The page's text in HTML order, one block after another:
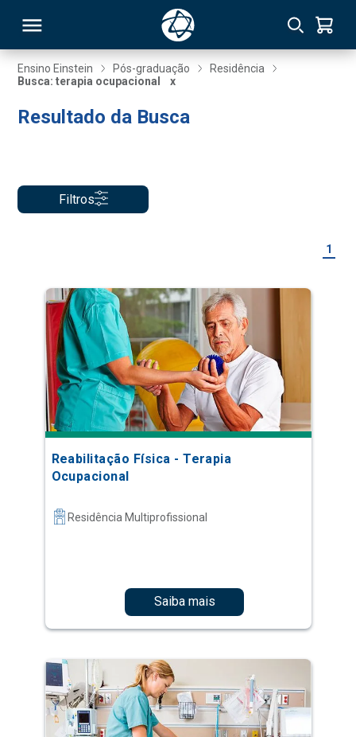
Ensino Einstein Pós-graduação
Residência
Busca: terapia ocupacional
x
Resultado da Busca
Filtros
1
Reabilitação Física - Terapia
Ocupacional
Residência Multiprofissional
Saiba mais